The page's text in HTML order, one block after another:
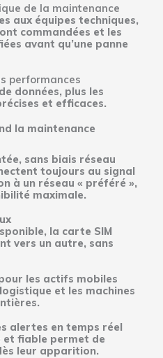
de la maintenance
aux équipes techniques,
commandées et les
avant qu’une panne
performances
données, plus les
et efficaces.
la maintenance
sans biais réseau
toujours au signal
à un réseau « préféré »,
maximale.
la carte SIM
vers un autre, sans
les actifs mobiles
et les machines
alertes en temps réel
et fiable permet de
leur apparition.